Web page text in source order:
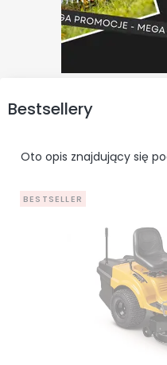
Bestsellery
Oto opis znajdujący się
BESTSELLER